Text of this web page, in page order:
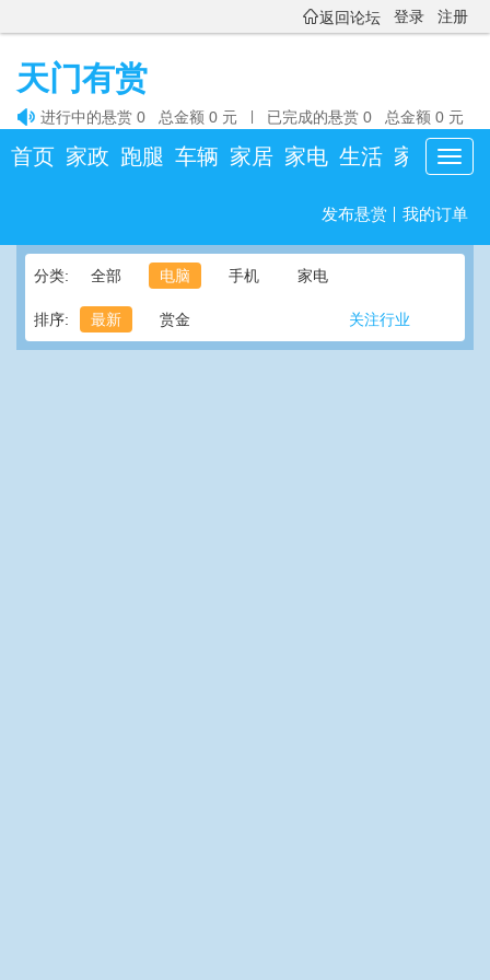
返回论坛 登录 注册
天门有赏
 进行中的悬赏 0 总金额 0 元 已完成的悬赏 0 总金额 0 元
首页 家政 跑腿 车辆 家居 家电 生活 家教 庆
发布悬赏 我的订单
分类: 全部 电脑 手机 家电
排序: 最新 赏金 关注行业